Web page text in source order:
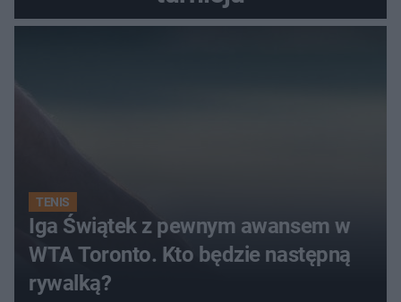
TENIS
Iga Świątek z pewnym awansem w
WTA Toronto. Kto będzie następną
rywalką?